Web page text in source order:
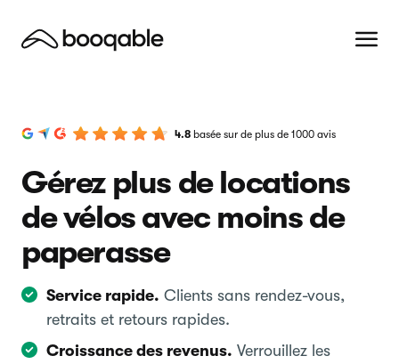
4.8 basée sur de plus de 1000 avis
Gérez plus de locations
de vélos avec moins de
paperasse
Service rapide. Clients sans rendez-vous,
retraits et retours rapides.
Croissance des revenus. Verrouillez les